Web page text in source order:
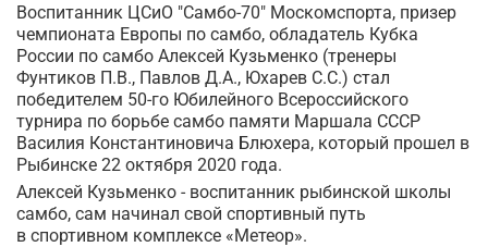
Воспитанник ЦСиО "Самбо-70" Москомспорта, призер
чемпионата Европы по самбо, обладатель Кубка
России по самбо Алексей Кузьменко (тренеры
Фунтиков П.В., Павлов Д.А., Юхарев С.С.) стал
победителем 50-го Юбилейного Всероссийского
турнира по борьбе самбо памяти Маршала СССР
Василия Константиновича Блюхера, который прошел в
Рыбинске 22 октября 2020 года.
Алексей Кузьменко - воспитанник рыбинской школы
самбо, сам начинал свой спортивный путь
в спортивном комплексе «Метеор».